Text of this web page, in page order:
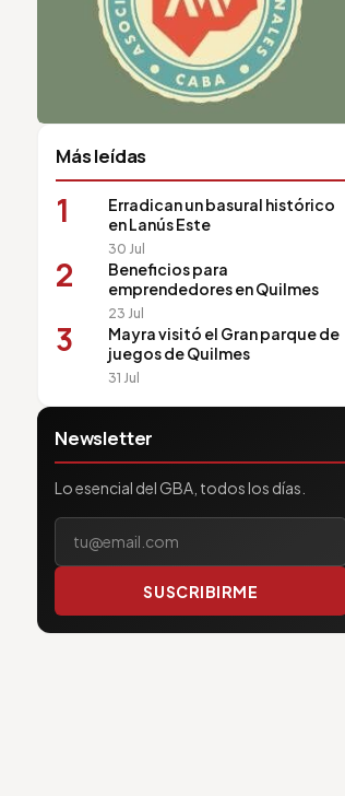
Más leídas
1
Erradican un basural histórico
en Lanús Este
30 Jul
2
Beneficios para
emprendedores en Quilmes
23 Jul
3
Mayra visitó el Gran parque de
juegos de Quilmes
31 Jul
Newsletter
Lo esencial del GBA, todos los días.
Tu correo electrónico
SUSCRIBIRME